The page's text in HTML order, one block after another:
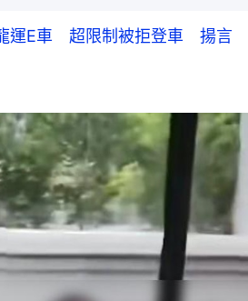
運E車 超限制被拒登車 揚言